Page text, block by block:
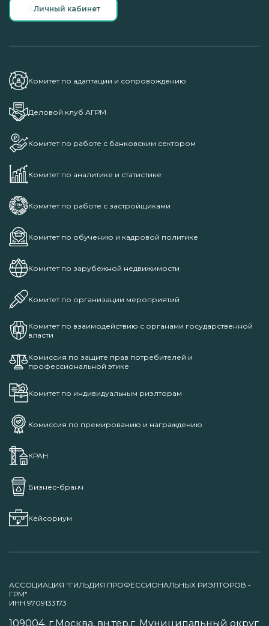
Личный кабинет
Комитет по адаптации и сопровождению
Деловой клуб АГРМ
Комитет по работе с банковским сектором
Комитет по аналитике и статистике
Комитет по работе с застройщиками
Комитет по обучению и кадровой политике
Комитет по зарубежной недвижимости
Комитет по организации мероприятий
Комитет по взаимодействию с органами государственной
власти
Комиссия по защите прав потребителей и
профессиональной этике
Комитет по индивидуальным риэлторам
Комиссия по премированию и награждению
КРАН
Бизнес-бранч
Кейсориум
АССОЦИАЦИЯ "ГИЛЬДИЯ ПРОФЕССИОНАЛЬНЫХ РИЭЛТОРОВ -
ГРМ"
ИНН 9709133173
109004, г.Москва, вн.тер.г. Муниципальный округ